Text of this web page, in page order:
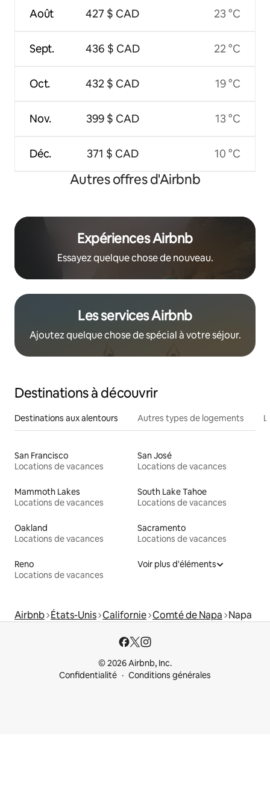
Août
Sept.
Oct.
Nov.
Déc.
427 $ CAD
436 $ CAD
432 $ CAD
399 $ CAD
371 $ CAD
23 °C
22 °C
19 °C
13 °C
10 °C
Autres offres d'Airbnb
Expériences Airbnb
Essayez quelque chose de nouveau.
Les services Airbnb
Ajoutez quelque chose de spécial à votre séjour.
Destinations à découvrir
Destinations aux alentours Autres types de logements
San Francisco
Locations de vacances
San José
Locations de vacances
Mammoth Lakes
Locations de vacances
South Lake Tahoe
Locations de vacances
Oakland
Locations de vacances
Sacramento
Locations de vacances
Reno
Locations de vacances
Voir plus d'éléments
Airbnb États-Unis Californie Comté de Napa Napa
© 2026 Airbnb, Inc.
Confidentialité
Conditions générales